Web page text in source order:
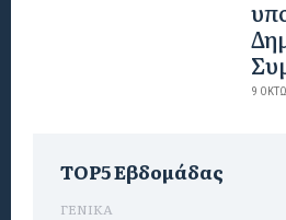
9
TOP5 Εβδομάδας
ΓΕΝΙΚΑ